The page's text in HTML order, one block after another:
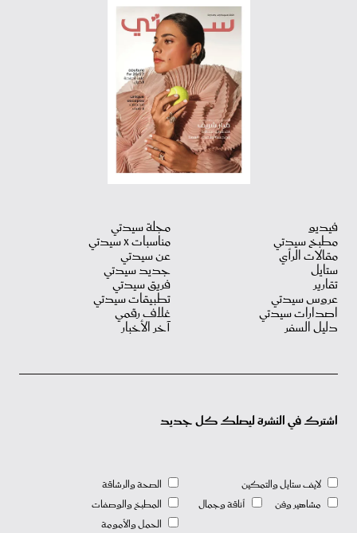
فيديو
مطبخ سيدتي
مقالات الرأي
ستايل
تقارير
عروس سيدتي
اصدارات سيدتي
دليل السفر
مجلة سيدتي
مناسبات X سيدتي
عن سيدتي
جديد سيدتي
فريق سيدتي
تطبيقات سيدتي
غلاف رقمي
آخر الأخبار
اشترك في النشرة ليصلك كل جديد
لايف ستايل والتمكين
مشاهير وفن
أناقة وجمال
الصحة والرشاقة
المطبخ والوصفات
الحمل والأمومة